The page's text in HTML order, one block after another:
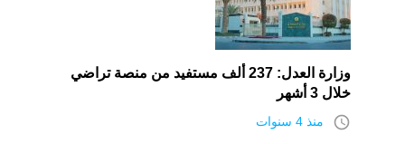
وزارة العدل: 237 ألف مستفيد من منصة تراضي
خلال 3 أشهر
access_time منذ 4 سنوات